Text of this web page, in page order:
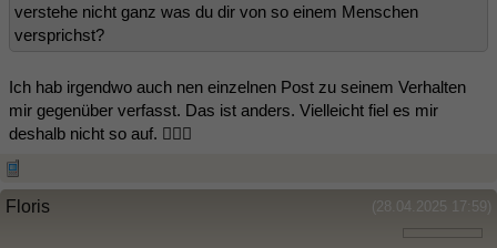
verstehe nicht ganz was du dir von so einem Menschen
versprichst?
Ich hab irgendwo auch nen einzelnen Post zu seinem Verhalten
mir gegenüber verfasst. Das ist anders. Vielleicht fiel es mir
deshalb nicht so auf. 🤷🏻‍♀️
(28.04.2025 17:59)
Floris